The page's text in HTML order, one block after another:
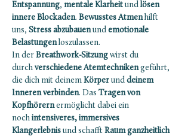
Entspannung, mentale Klarheit und lösen
innere Blockaden. Bewusstes Atmen hilft
uns, Stress abzubauen und emotionale
Belastungen loszulassen.
In der Breathwork-Sitzung wirst du
durch verschiedene Atemtechniken geführt,
die dich mit deinem Körper und deinem
Inneren verbinden. Das Tragen von
Kopfhörern ermöglicht dabei ein
noch intensiveres, immersives
Klangerlebnis und schafft Raum ganzheitlich